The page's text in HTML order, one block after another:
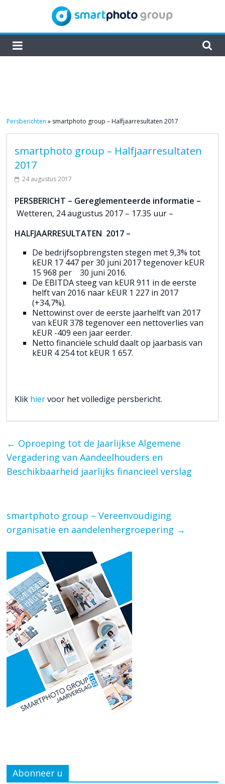
content
smartphoto
Persberichten » smartphoto group – Halfjaarresultaten 2017
smartphoto group – Halfjaarresultaten
2017
24 augustus 2017
PERSBERICHT – Gereglementeerde informatie –
Wetteren, 24 augustus 2017 – 17.35 uur –
HALFJAARRESULTATEN 2017 –
De bedrijfsopbrengsten stegen met 9,3% tot
kEUR 17 447 per 30 juni 2017 tegenover kEUR
15 968 per 30 juni 2016.
De EBITDA steeg van kEUR 911 in de eerste
helft van 2016 naar kEUR 1 227 in 2017
(+34,7%).
Nettowinst over de eerste jaarhelft van 2017
van kEUR 378 tegenover een nettoverlies van
kEUR -409 een jaar eerder.
Netto financiële schuld daalt op jaarbasis van
kEUR 4 254 tot kEUR 1 657.
Klik hiervoor het volledige persbericht.
← Oproeping tot de Jaarlijkse Algemene
Vergadering van Aandeelhouders en
Beschikbaarheid jaarlijks financieel verslag
smartphoto group – Vereenvoudiging
organisatie en aandelenhergroepering →
Abonneer u